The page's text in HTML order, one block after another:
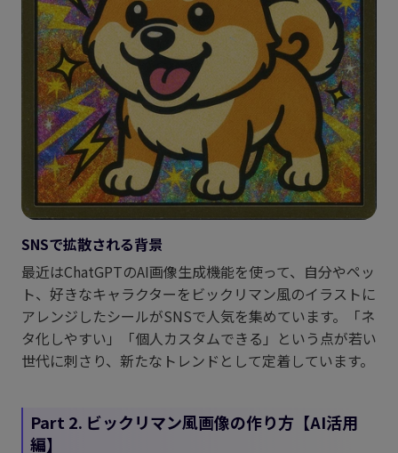
SNSで拡散される背景
最近はChatGPTのAI画像生成機能を使って、自分やペッ
ト、好きなキャラクターをビックリマン風のイラストに
アレンジしたシールがSNSで人気を集めています。「ネ
タ化しやすい」「個人カスタムできる」という点が若い
世代に刺さり、新たなトレンドとして定着しています。
Part 2. ビックリマン風画像の作り方【AI活用
編】